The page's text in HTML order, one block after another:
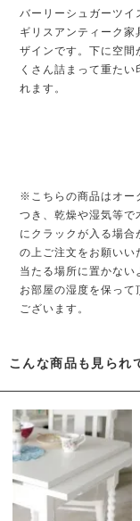
バーリーシュガーツイ
ギリスアンティーク
ザインです。下に空間
くさん詰まって重た
れます。
※こちらの商品はオー
つき、乾燥や湿気等で
にクラックが入る場
の上ご注文をお願いい
当たる場所に置かな
お部屋の湿度を保っ
ございます。
こんな商品も見られ